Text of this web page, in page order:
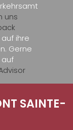
uns
ihre
Gerne
auf
SAINTE-